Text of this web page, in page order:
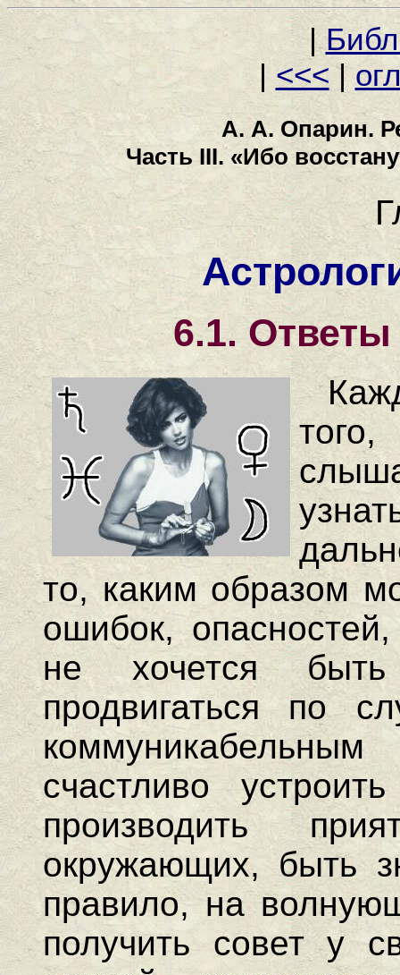
|
| <<< |
А. А. Опарин.
Часть III. «Ибо
6.1.Ответы
то, каким образом
ошибок,
не хочется быть
продвигаться по
счастливо
производить
окружающих, быть
правило, на
получить совет у